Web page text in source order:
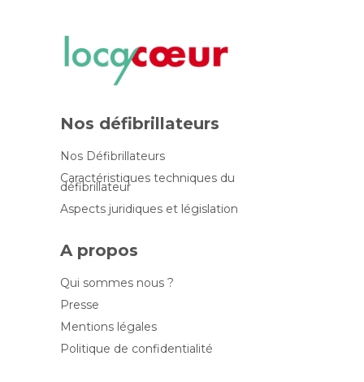
Nos défibrillateurs
Nos Défibrillateurs
Caractéristiques techniques du
défibrillateur
Aspects juridiques et législation
A propos
Qui sommes nous ?
Presse
Mentions légales
Politique de confidentialité